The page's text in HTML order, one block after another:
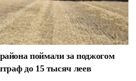
поймали за поджогом
до 15 тысяч леев